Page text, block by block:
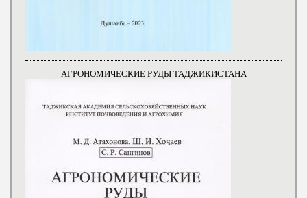
АГРОНОМИЧЕСКИЕ РУДЫ ТАДЖИКИСТАНА